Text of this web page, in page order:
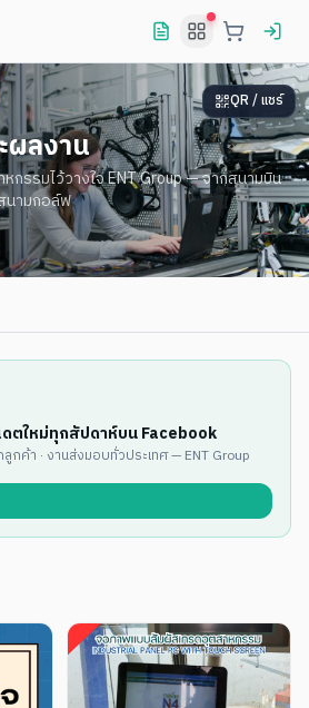
ลงาน
กรรมไว้วางใจ ENT Group — จากสนามบิน
นามกอล์ฟ
ตใหม่ทุกสัปดาห์บน Facebook
กค้า · งานส่งมอบทั่วประเทศ — ENT Group
QR / แชร์